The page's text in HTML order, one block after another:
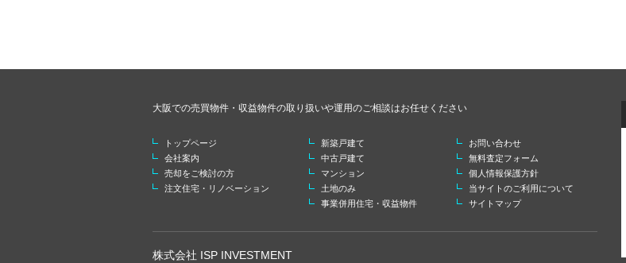
大阪での売買物件・収益物件の取り扱いや運用のご相談はお任せください
トップページ
会社案内
売却をご検討の方
注文住宅・リノベーション
新築戸建て
中古戸建て
マンション
土地のみ
事業併用住宅・収益物件
お問い合わせ
無料査定フォーム
個人情報保護方針
当サイトのご利用について
サイトマップ
株式会社 ISP INVESTMENT